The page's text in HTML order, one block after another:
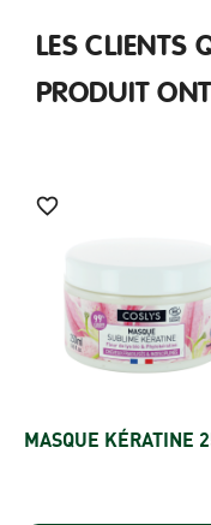
LES CLIENTS
PRODUIT

MASQUE KÉRATINE